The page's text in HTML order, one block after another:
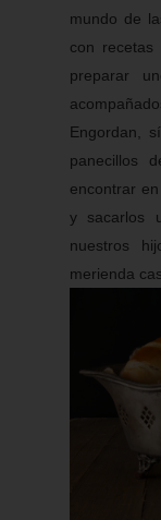
mundo de
con
preparar
Engordan,
panecillos
encontrar
y sacarlos
nuestros
merienda